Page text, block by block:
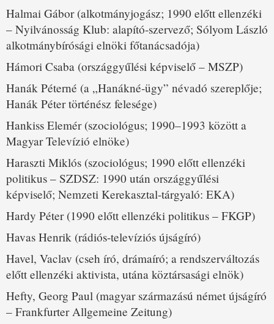
Halmai Gábor (alkotmányjogász; 1990 előtt ellenzéki
– Nyilvánosság Klub: alapító-szervező; Sólyom László
alkotmánybírósági elnöki főtanácsadója)
Hámori Csaba (országgyűlési képviselő – MSZP)
Hanák Péterné (a „Hanákné-ügy” névadó szereplője;
Hanák Péter történész felesége)
Hankiss Elemér (szociológus; 1990–1993 között a
Magyar Televízió elnöke)
Haraszti Miklós (szociológus; 1990 előtt ellenzéki
politikus – SZDSZ: 1990 után országgyűlési
képviselő; Nemzeti Kerekasztal-tárgyaló: EKA)
Hardy Péter (1990 előtt ellenzéki politikus – FKGP)
Havas Henrik (rádiós-televíziós újságíró)
Havel, Vaclav (cseh író, drámaíró; a rendszerváltozás
előtt ellenzéki aktivista, utána köztársasági elnök)
Hefty, Georg Paul (magyar származású német újságíró
– Frankfurter Allgemeine Zeitung)